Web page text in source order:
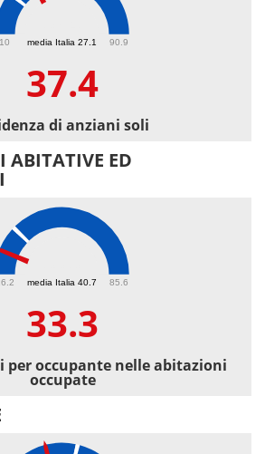
media Italia 27.1
10 90.9
37.4
di anziani soli
ABITATIVE ED
media Italia 40.7 85.6
33.3
per occupante nelle abitazioni
occupate